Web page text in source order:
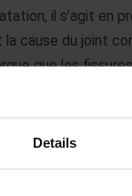
Details
il s’agit en
la cause du joint
que les
et les